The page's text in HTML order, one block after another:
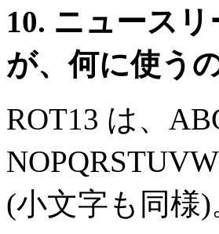
10. ニュース
が、何に使う
ROT13 は、
(小文字も同様